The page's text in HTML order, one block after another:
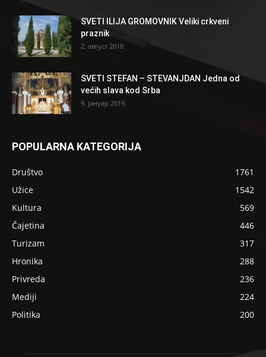
SVETI ILIJA GROMOVNIK Veliki crkveni
praznik
2. август 2018.
SVETI STEFAN – STEVANJDAN Jedna od
većih slava kod Srba
9. јануар 2019.
POPULARNA KATEGORIJA
Društvo
1761
Užice
1542
Kultura
569
Čajetina
446
Turizam
317
Hronika
288
Privreda
236
Mediji
224
Politika
200